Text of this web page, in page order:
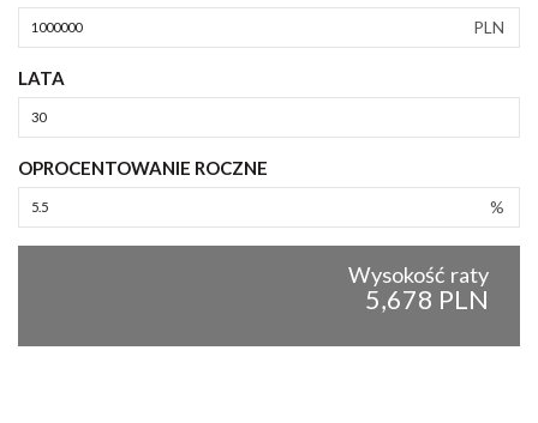
PLN
LATA
OPROCENTOWANIE ROCZNE
%
Wysokość raty
5,678 PLN